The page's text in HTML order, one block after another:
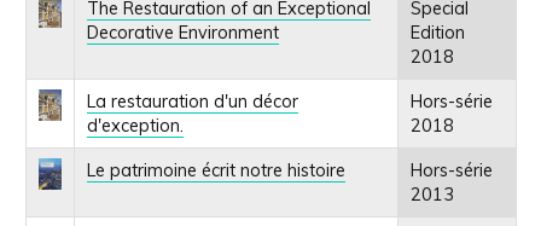
The Restauration of an Exceptional
Decorative Environment
Special
Edition
2018
La restauration d'un décor
d'exception.
Hors-série
2018
Le patrimoine écrit notre histoire
Hors-série
2013